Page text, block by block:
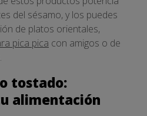
del sésamo, y los puedes
de platos orientales,
pica pica con amigos o de
tostado:
alimentación